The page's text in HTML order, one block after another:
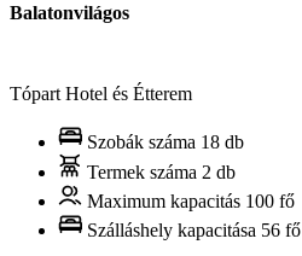
Balatonvilágos
Tópart Hotel és Étterem
Szobák száma 18 db
Termek száma 2 db
Maximum kapacitás 100 fő
Szálláshely kapacitása 56 fő